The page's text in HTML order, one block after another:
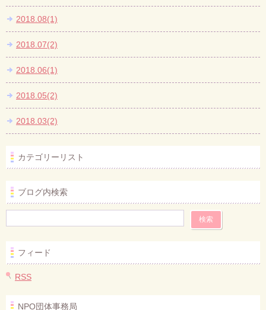
2018.08(1)
2018.07(2)
2018.06(1)
2018.05(2)
2018.03(2)
カテゴリーリスト
ブログ内検索
フィード
RSS
NPO団体事務局